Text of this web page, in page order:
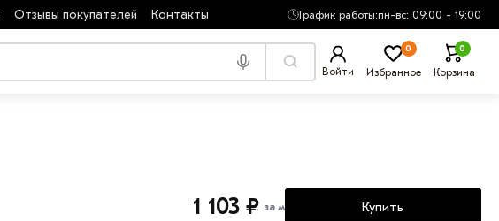
Отзывы покупателей Контакты График работы:пн-вс: 09:00 - 19:00
Войти Избранное
0
Корзина
0
1 103 ₽ за м Купить